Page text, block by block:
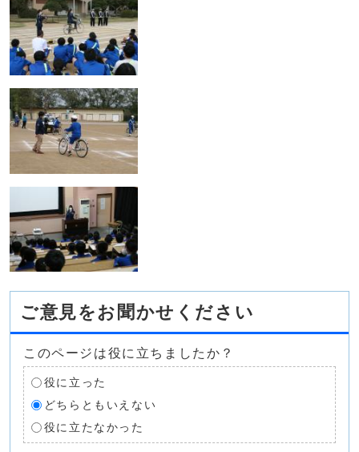
ご意見をお聞かせください
このページは役に立ちましたか？
役に立った
どちらともいえない
役に立たなかった